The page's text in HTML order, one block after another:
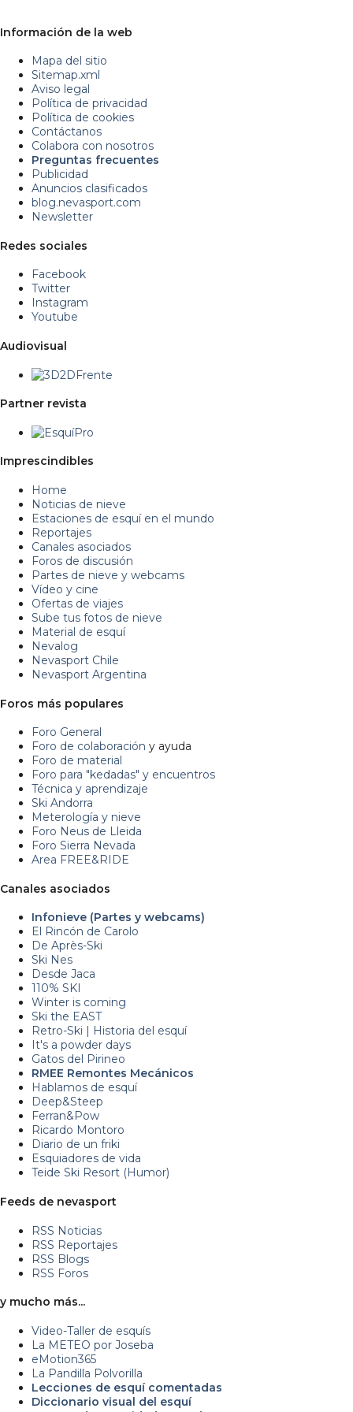
Información de la web
Mapa del sitio
Sitemap.xml
Aviso legal
Política de privacidad
Política de cookies
Contáctanos
Colabora con nosotros
Preguntas frecuentes
Publicidad
Anuncios clasificados
blog.nevasport.com
Newsletter
Redes sociales
Facebook
Twitter
Instagram
Youtube
Audiovisual
Partner revista
Imprescindibles
Home
Noticias de nieve
Estaciones de esquí en el mundo
Reportajes
Canales asociados
Foros de discusión
Partes de nieve y webcams
Vídeo y cine
Ofertas de viajes
Sube tus fotos de nieve
Material de esquí
Nevalog
Nevasport Chile
Nevasport Argentina
Foros más populares
Foro General
Foro de colaboración y ayuda
Foro de material
Foro para "kedadas" y encuentros
Técnica y aprendizaje
Ski Andorra
Meterología y nieve
Foro Neus de Lleida
Foro Sierra Nevada
Area FREE&RIDE
Canales asociados
Infonieve (Partes y webcams)
El Rincón de Carolo
De Après-Ski
Ski Nes
Desde Jaca
110% SKI
Winter is coming
Ski the EAST
Retro-Ski | Historia del esquí
It's a powder days
Gatos del Pirineo
RMEE Remontes Mecánicos
Hablamos de esquí
Deep&Steep
Ferran&Pow
Ricardo Montoro
Diario de un friki
Esquiadores de vida
Teide Ski Resort (Humor)
Feeds de nevasport
RSS Noticias
RSS Reportajes
RSS Blogs
RSS Foros
y mucho más...
Video-Taller de esquís
La METEO por Joseba
eMotion365
La Pandilla Polvorilla
Lecciones de esquí comentadas
Diccionario visual del esquí